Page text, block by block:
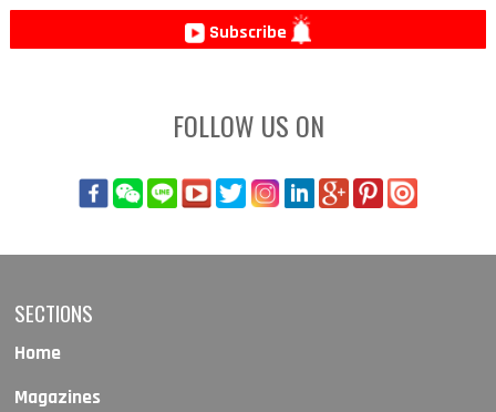
Subscribe
FOLLOW US ON
SECTIONS
Home
Magazines